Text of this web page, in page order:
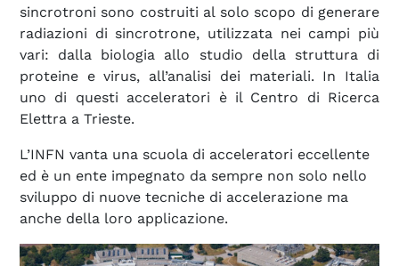
sincrotroni sono costruiti al solo scopo di generare
radiazioni di sincrotrone, utilizzata nei campi più
vari: dalla biologia allo studio della struttura di
proteine e virus, all’analisi dei materiali. In Italia
uno di questi acceleratori è il Centro di Ricerca
Elettra a Trieste.
L’INFN vanta una scuola di acceleratori eccellente
ed è un ente impegnato da sempre non solo nello
sviluppo di nuove tecniche di accelerazione ma
anche della loro applicazione.